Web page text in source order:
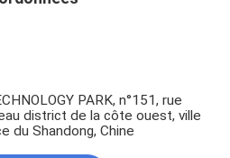
PARK, n°151, rue
district de la côte ouest, ville
du Shandong, Chine